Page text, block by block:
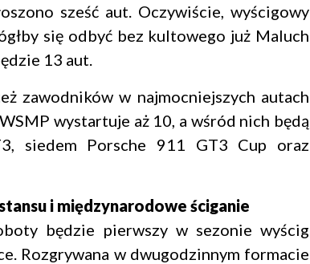
sześć aut. Oczywiście, wyścigowy
się odbyć bez kultowego już Maluch
13 aut.
zawodników w najmocniejszych autach
wystartuje aż 10, a wśród nich będą
siedem Porsche 911 GT3 Cup oraz
i międzynarodowe ściganie
będzie pierwszy w sezonie wyścig
Rozgrywana w dwugodzinnym formacie